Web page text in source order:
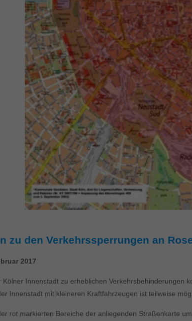
zu den Verkehrssperrungen an
2017
Innenstadt zu erheblichen
Innenstadt mit kleineren Kraftfahrzeugen ist teilweise
rot markierten Bereiche der anliegenden Straßenkarte